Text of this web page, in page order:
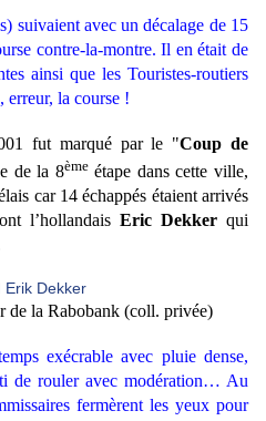
suivaient avec un décalage de 15
contre-la-montre. Il en était de
ainsi que les Touristes-routiers
la course !
fut marqué par le "Coup de
de la 8èmeétape dans cette ville,
car 14 échappés étaient arrivés
l’hollandais Eric Dekker qui
de la Rabobank (coll. privée)
exécrable avec pluie dense,
de rouler avec modération… Au
fermèrent les yeux pour